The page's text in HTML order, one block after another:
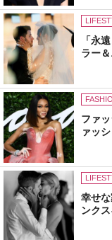
「永
ラー
ファ
ァッ
幸せ
ンク